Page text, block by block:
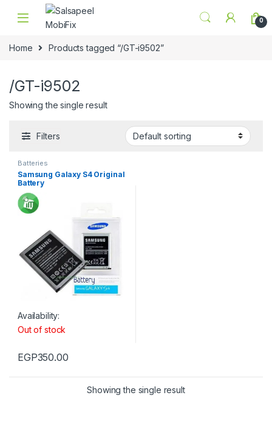
Skip to navigation
Skip to content
0
Home Products tagged “/GT-i9502”
/GT-i9502
Showing the single result
Filters
Batteries
Samsung Galaxy S4 Original
Battery
Availability:
Out of stock
EGP350.00
Showing the single result